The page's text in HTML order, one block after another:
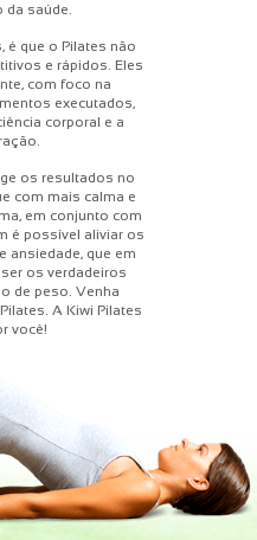
da saúde.
é que o Pilates não
e rápidos. Eles
com foco na
executados,
corporal e a
os resultados no
com mais calma e
em conjunto com
é possível aliviar os
ansiedade, que em
os verdadeiros
de peso. Venha
A Kiwi Pilates
você!